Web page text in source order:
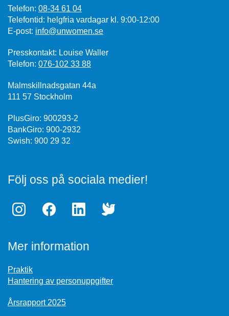
Telefon: 08-34 61 04
Telefontid: helgfria vardagar kl. 9:00-12:00
E-post: info@unwomen.se
Presskontakt: Louise Waller
Telefon: 076-102 33 88
Malmskillnadsgatan 44a
111 57 Stockholm
PlusGiro: 900293-2
BankGiro: 900-2932
Swish: 900 29 32
Följ oss på sociala medier!
Mer information
Praktik
Hantering av personuppgifter
Årsrapport 2025